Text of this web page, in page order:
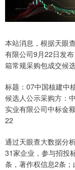
本站消息，根据天眼
有限公司9月22日发
箱常规采购包成交候
标题：07中国核建中
候选人公示采购方：
实业有限公司中标金
22
通过天眼查大数据分
31家企业，参与招投
条，著作权信息2条；